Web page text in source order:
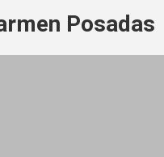
Posadas